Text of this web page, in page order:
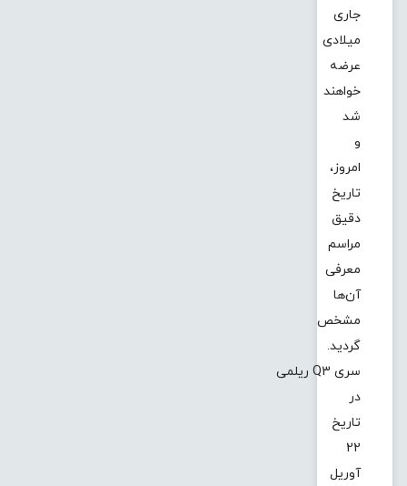
جاری
میلادی
عرضه
خواهند
شد
و
امروز،
تاریخ
دقیق
مراسم
معرفی
آن‌ها
مشخص
گردید.
سری Q3 ریلمی
در
تاریخ
22
آوریل